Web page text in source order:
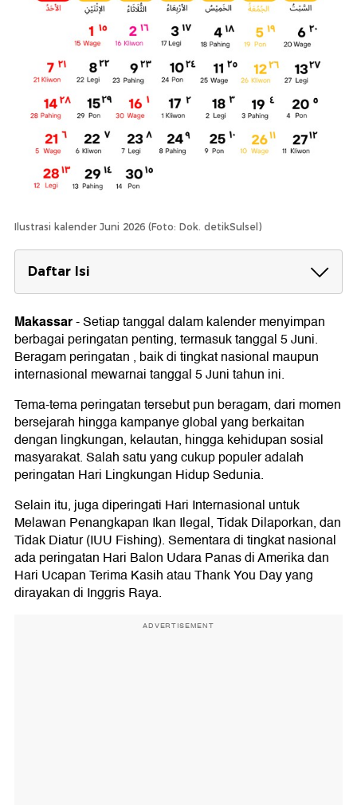
Ilustrasi kalender Juni 2026 (Foto: Dok. detikSulsel)
Daftar Isi
Hari Lingkungan Hidup Sedunia
Hari Internasional untuk Melawan
Penangkapan Ikan Ilegal, Tidak Dilaporkan,
dan Tidak Diatur
Hari Ucapan Terima Kasih
Makassar-Setiap tanggal dalam kalender menyimpan
berbagai peringatan penting, termasuk tanggal 5 Juni.
Beragam peringatan , baik di tingkat nasional maupun
internasional mewarnai tanggal 5 Juni tahun ini.
Tema-tema peringatan tersebut pun beragam, dari momen
bersejarah hingga kampanye global yang berkaitan
dengan lingkungan, kelautan, hingga kehidupan sosial
masyarakat. Salah satu yang cukup populer adalah
peringatan Hari Lingkungan Hidup Sedunia.
Selain itu, juga diperingati Hari Internasional untuk
Melawan Penangkapan Ikan Ilegal, Tidak Dilaporkan, dan
Tidak Diatur (IUU Fishing). Sementara di tingkat nasional
ada peringatan Hari Balon Udara Panas di Amerika dan
Hari Ucapan Terima Kasih atau Thank You Day yang
dirayakan di Inggris Raya.
ADVERTISEMENT